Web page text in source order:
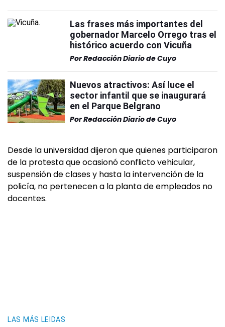
Las frases más importantes del
gobernador Marcelo Orrego tras el
histórico acuerdo con Vicuña
PorRedacción Diario de Cuyo
Nuevos atractivos: Así luce el
sector infantil que se inaugurará
en el Parque Belgrano
PorRedacción Diario de Cuyo
Desde la universidad dijeron que quienes participaron
de la protesta que ocasionó conflicto vehicular,
suspensión de clases y hasta la intervención de la
policía, no pertenecen a la planta de empleados no
docentes.
LAS MÁS LEIDAS